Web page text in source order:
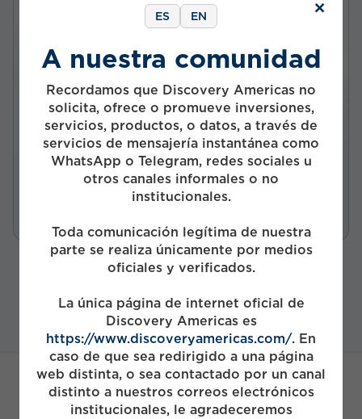
×
ES EN
A nuestra comunidad
Recordamos que Discovery Americas no
solicita, ofrece o promueve inversiones,
servicios, productos, o datos, a través de
servicios de mensajería instantánea como
WhatsApp o Telegram, redes sociales u
otros canales informales o no
institucionales.
Toda comunicación legítima de nuestra
parte se realiza únicamente por medios
oficiales y verificados.
La única página de internet oficial de
Discovery Americas es
https://www.discoveryamericas.com/. En
caso de que sea redirigido a una página
web distinta, o sea contactado por un canal
distinto a nuestros correos electrónicos
institucionales, le agradeceremos
Company status
Investment status
Activo
Start Year